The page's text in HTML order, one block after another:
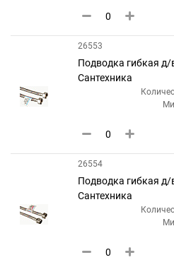
26553
Подводка гибкая
Сантехника
26554
Подводка гибкая
Сантехника